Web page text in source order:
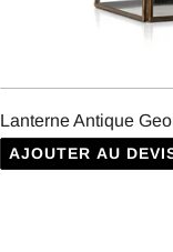
Lanterne Antique
AJOUTER AU